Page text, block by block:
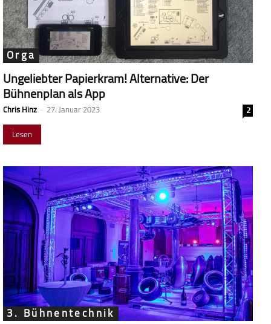
Orga
Ungeliebter Papierkram! Alternative: Der
Bühnenplan als App
Chris Hinz - 27. Januar 2023
2
Lesen
3. Bühnentechnik